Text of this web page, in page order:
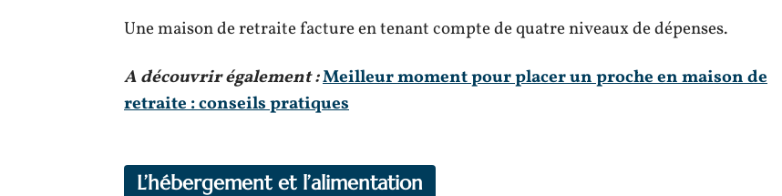
Une maison de retraite facture en tenant compte de quatre niveaux de dépenses.
A découvrir également :Meilleur moment pour placer un proche en maison de
retraite : conseils pratiques
L’hébergement et l’alimentation